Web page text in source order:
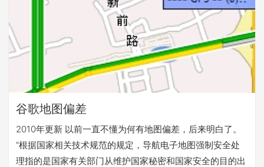
谷歌地图偏差
2010年更新 以前一直不懂为何有地图偏差，后来明白了。
“根据国家相关技术规范的规定，导航电子地图强制安全处
理指的是国家有关部门从维护国家秘密和国家安全的目的出